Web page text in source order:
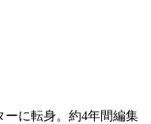
ーに転身。約4年間編集